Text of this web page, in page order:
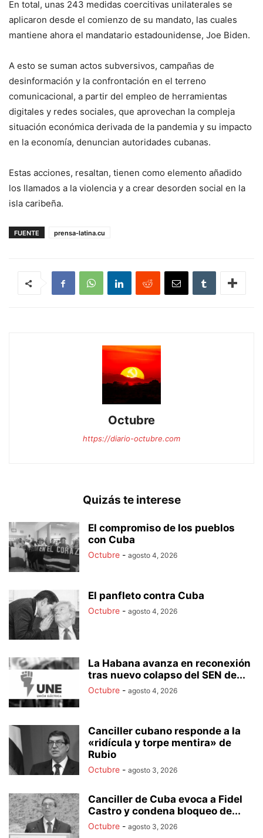
En total, unas 243 medidas coercitivas unilaterales se
aplicaron desde el comienzo de su mandato, las cuales
mantiene ahora el mandatario estadounidense, Joe Biden.
A esto se suman actos subversivos, campañas de
desinformación y la confrontación en el terreno
comunicacional, a partir del empleo de herramientas
digitales y redes sociales, que aprovechan la compleja
situación económica derivada de la pandemia y su impacto
en la economía, denuncian autoridades cubanas.
Estas acciones, resaltan, tienen como elemento añadido
los llamados a la violencia y a crear desorden social en la
isla caribeña.
FUENTE prensa-latina.cu
Octubre
https://diario-octubre.com
Quizás te interese
El compromiso de los pueblos
con Cuba
Octubre - agosto 4, 2026
El panfleto contra Cuba
Octubre - agosto 4, 2026
La Habana avanza en reconexión
tras nuevo colapso del SEN de...
Octubre - agosto 4, 2026
Canciller cubano responde a la
«ridícula y torpe mentira» de
Rubio
Octubre - agosto 3, 2026
Canciller de Cuba evoca a Fidel
Castro y condena bloqueo de...
Octubre - agosto 3, 2026